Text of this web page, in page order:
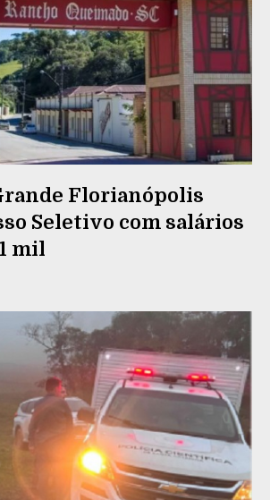
Florianópolis
Seletivo com salários
mil